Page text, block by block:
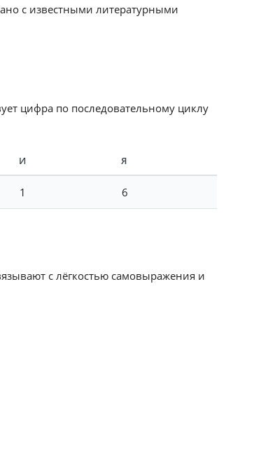
с известными литературными
цифра по последовательному циклу
И Я
1 6
с лёгкостью самовыражения и